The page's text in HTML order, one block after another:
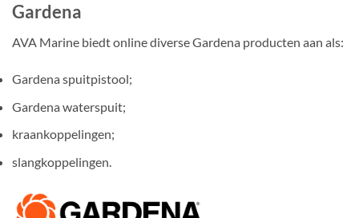
Gardena
AVA Marine biedt online diverse Gardena producten aan als:
Gardena spuitpistool;
Gardena waterspuit;
kraankoppelingen;
slangkoppelingen.